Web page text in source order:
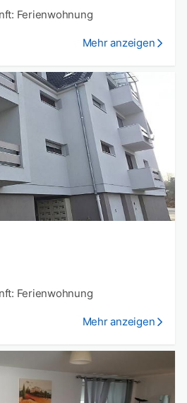
Ferienwohnung
Mehr anzeigen
Ferienwohnung
Mehr anzeigen